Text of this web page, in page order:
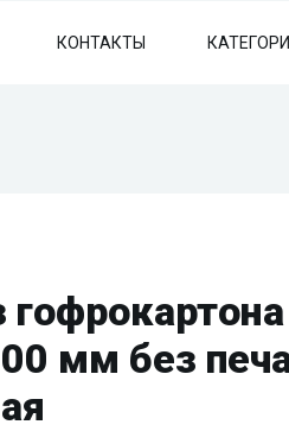
КОНТАКТЫ
гофрокартона
мм без